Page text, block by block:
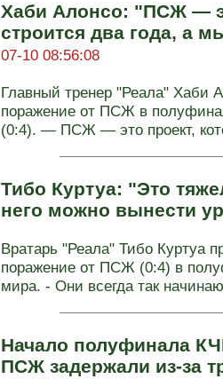
Хаби Алонсо: "ПСЖ —
строится два года, а
07-10 08:56:08
Главный тренер "Реала" Хаби
поражение от ПСЖ в
(0:4). — ПСЖ — это проект,
Тибо Куртуа: "Это
него можно вынести
Вратарь "Реала" Тибо Куртуа
поражение от ПСЖ (0:4) в
мира. - Они всегда так
Начало полуфинала
ПСЖ задержали из-за